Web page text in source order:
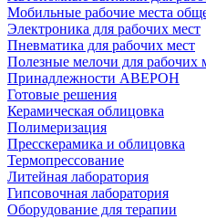
Мобильные рабочие места
Электроника для рабочих мест
Пневматика для рабочих мест
Полезные мелочи для рабочих
Принадлежности АВЕРОН
Готовые решения
Керамическая облицовка
Полимеризация
Пресскерамика и облицовка
Термопрессование
Литейная лаборатория
Гипсовочная лаборатория
Оборудование для терапии